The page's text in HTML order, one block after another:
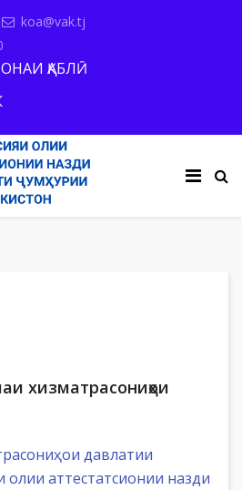
koa@vak.tj
ҚАБЛӢ
хизматрасониҳои
давлатии
олии аттестатсионии назди